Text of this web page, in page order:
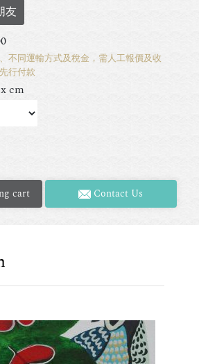
友
不同運輸方式及稅金，需人工報價及收
行付款
cm
cart Contact Us